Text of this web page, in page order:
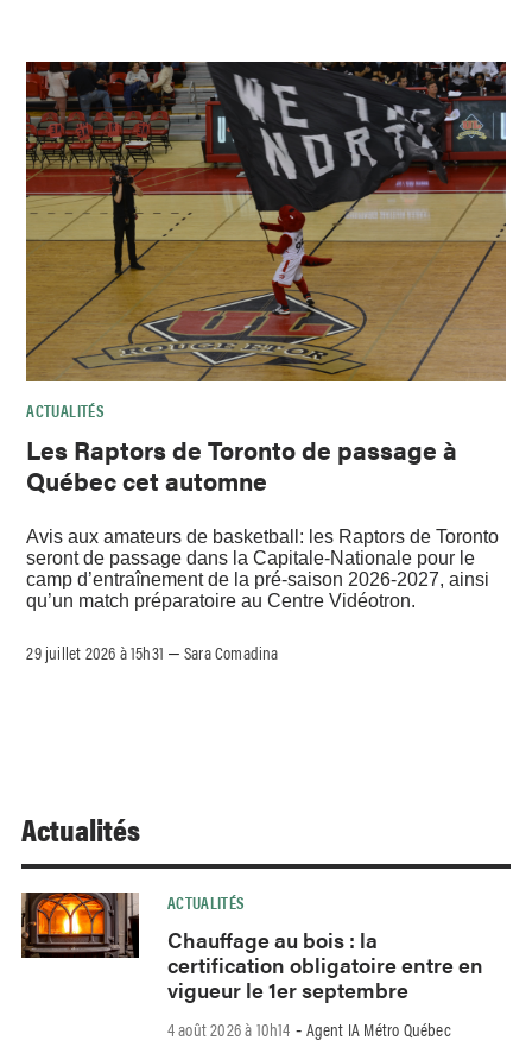
ACTUALITÉS
Les Raptors de Toronto de passage à
Québec cet automne
Avis aux amateurs de basketball: les Raptors de Toronto
seront de passage dans la Capitale-Nationale pour le
camp d’entraînement de la pré-saison 2026-2027, ainsi
qu’un match préparatoire au Centre Vidéotron.
29 juillet 2026 à 15h31 –Sara Comadina
Actualités
ACTUALITÉS
Chauffage au bois : la
certification obligatoire entre en
vigueur le 1er septembre
4 août 2026 à 10h14 - Agent IA Métro Québec